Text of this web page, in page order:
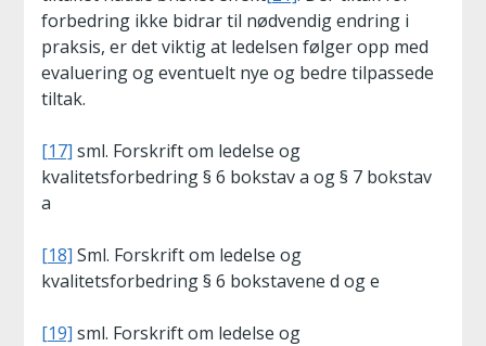
forbedring ikke bidrar til nødvendig endring i
praksis, er det viktig at ledelsen følger opp med
evaluering og eventuelt nye og bedre tilpassede
tiltak.
[17] sml. Forskrift om ledelse og
kvalitetsforbedring § 6 bokstav a og § 7 bokstav
a
[18] Sml. Forskrift om ledelse og
kvalitetsforbedring § 6 bokstavene d og e
[19] sml. Forskrift om ledelse og